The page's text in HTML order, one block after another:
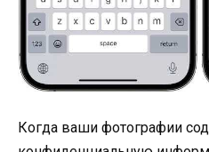
Когда ваши фотографии